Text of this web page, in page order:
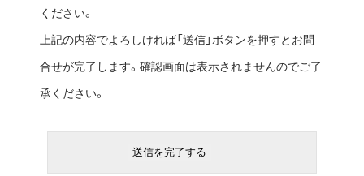
ください。
上記の内容でよろしければ「送信」ボタンを押すとお問
合せが完了します。確認画面は表示されませんのでご了
承ください。